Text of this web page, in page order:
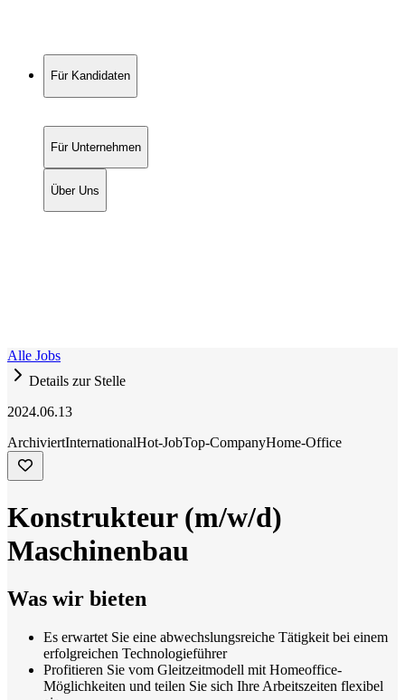
Für Kandidaten
Für Unternehmen
Über Uns
Alle Jobs
Details zur Stelle
2024.06.13
ArchiviertInternationalHot-JobTop-CompanyHome-Office
Konstrukteur (m/w/d)
Maschinenbau
Was wir bieten
Es erwartet Sie eine abwechslungsreiche Tätigkeit bei einem
erfolgreichen Technologieführer
Profitieren Sie vom Gleitzeitmodell mit Homeoffice-
Möglichkeiten und teilen Sie sich Ihre Arbeitszeiten flexibel